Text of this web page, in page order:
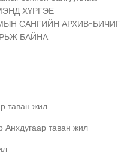
ХҮРГЭЕ
САНГИЙН АРХИВ-БИЧИГ
БАЙНА.
таван жил
Анхдугаар таван жил